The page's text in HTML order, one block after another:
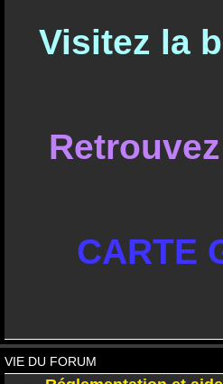
Visitez la
CARTE
VIE DU FORUM